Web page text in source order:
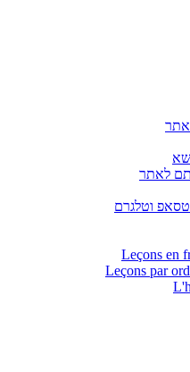
לאתר
וטלגרם
Leçons en
Leçons par